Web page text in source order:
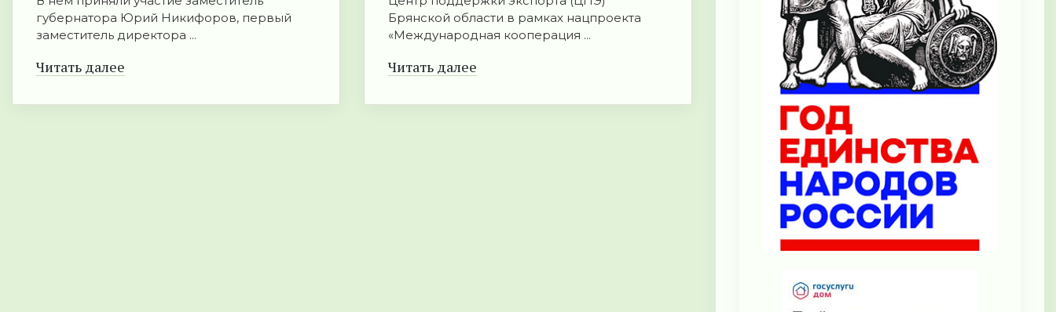
губернатора Юрий Никифоров, первый
заместитель директора ...
Читать далее
Брянской области в рамках нацпроекта
«Международная кооперация ...
Читать далее